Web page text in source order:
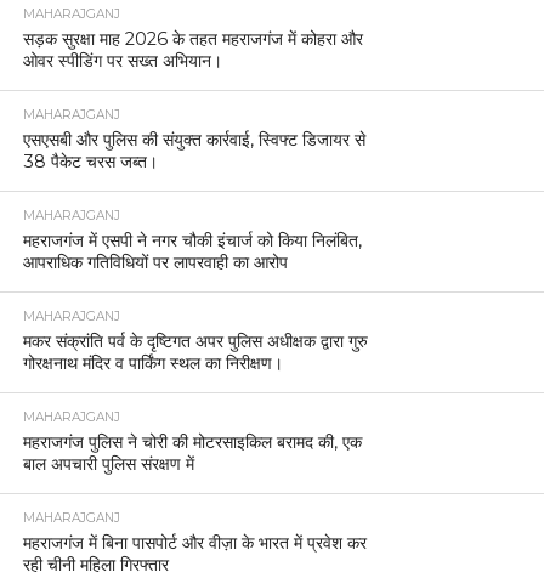
MAHARAJGANJ
सड़क सुरक्षा माह 2026 के तहत महराजगंज में कोहरा और
ओवर स्पीडिंग पर सख्त अभियान।
MAHARAJGANJ
एसएसबी और पुलिस की संयुक्त कार्रवाई, स्विफ्ट डिजायर से
38 पैकेट चरस जब्त।
MAHARAJGANJ
महराजगंज में एसपी ने नगर चौकी इंचार्ज को किया निलंबित,
आपराधिक गतिविधियों पर लापरवाही का आरोप
MAHARAJGANJ
मकर संक्रांति पर्व के दृष्टिगत अपर पुलिस अधीक्षक द्वारा गुरु
गोरक्षनाथ मंदिर व पार्किंग स्थल का निरीक्षण।
MAHARAJGANJ
महराजगंज पुलिस ने चोरी की मोटरसाइकिल बरामद की, एक
बाल अपचारी पुलिस संरक्षण में
MAHARAJGANJ
महराजगंज में बिना पासपोर्ट और वीज़ा के भारत में प्रवेश कर
रही चीनी महिला गिरफ्तार